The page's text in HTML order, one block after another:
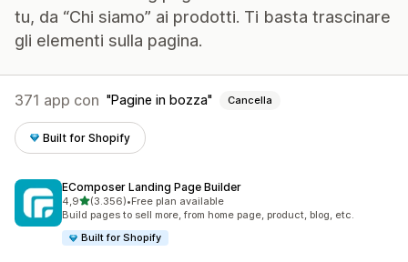
tu, da “Chi siamo” ai prodotti. Ti basta trascinare
gli elementi sulla pagina.
371 app con Pagine in bozza Cancella
Built for Shopify
EComposer Landing Page Builder
4,9stelle su 5
(3.356)
3356 recensioni totali
•Free plan available
Build pages to sell more, from home page, product, blog, etc.
Built for Shopify